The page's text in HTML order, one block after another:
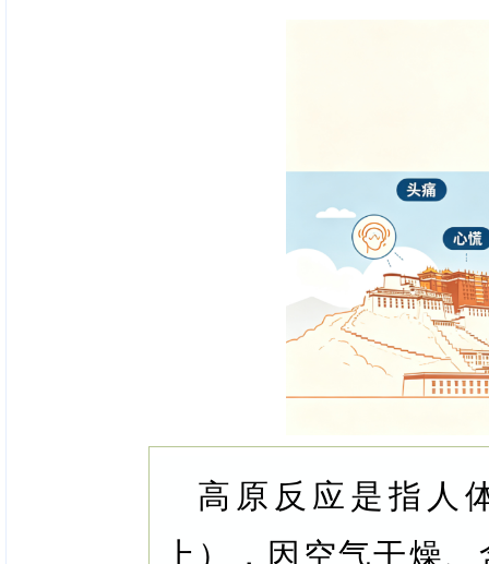
高原反应是指人
上），因空气干燥